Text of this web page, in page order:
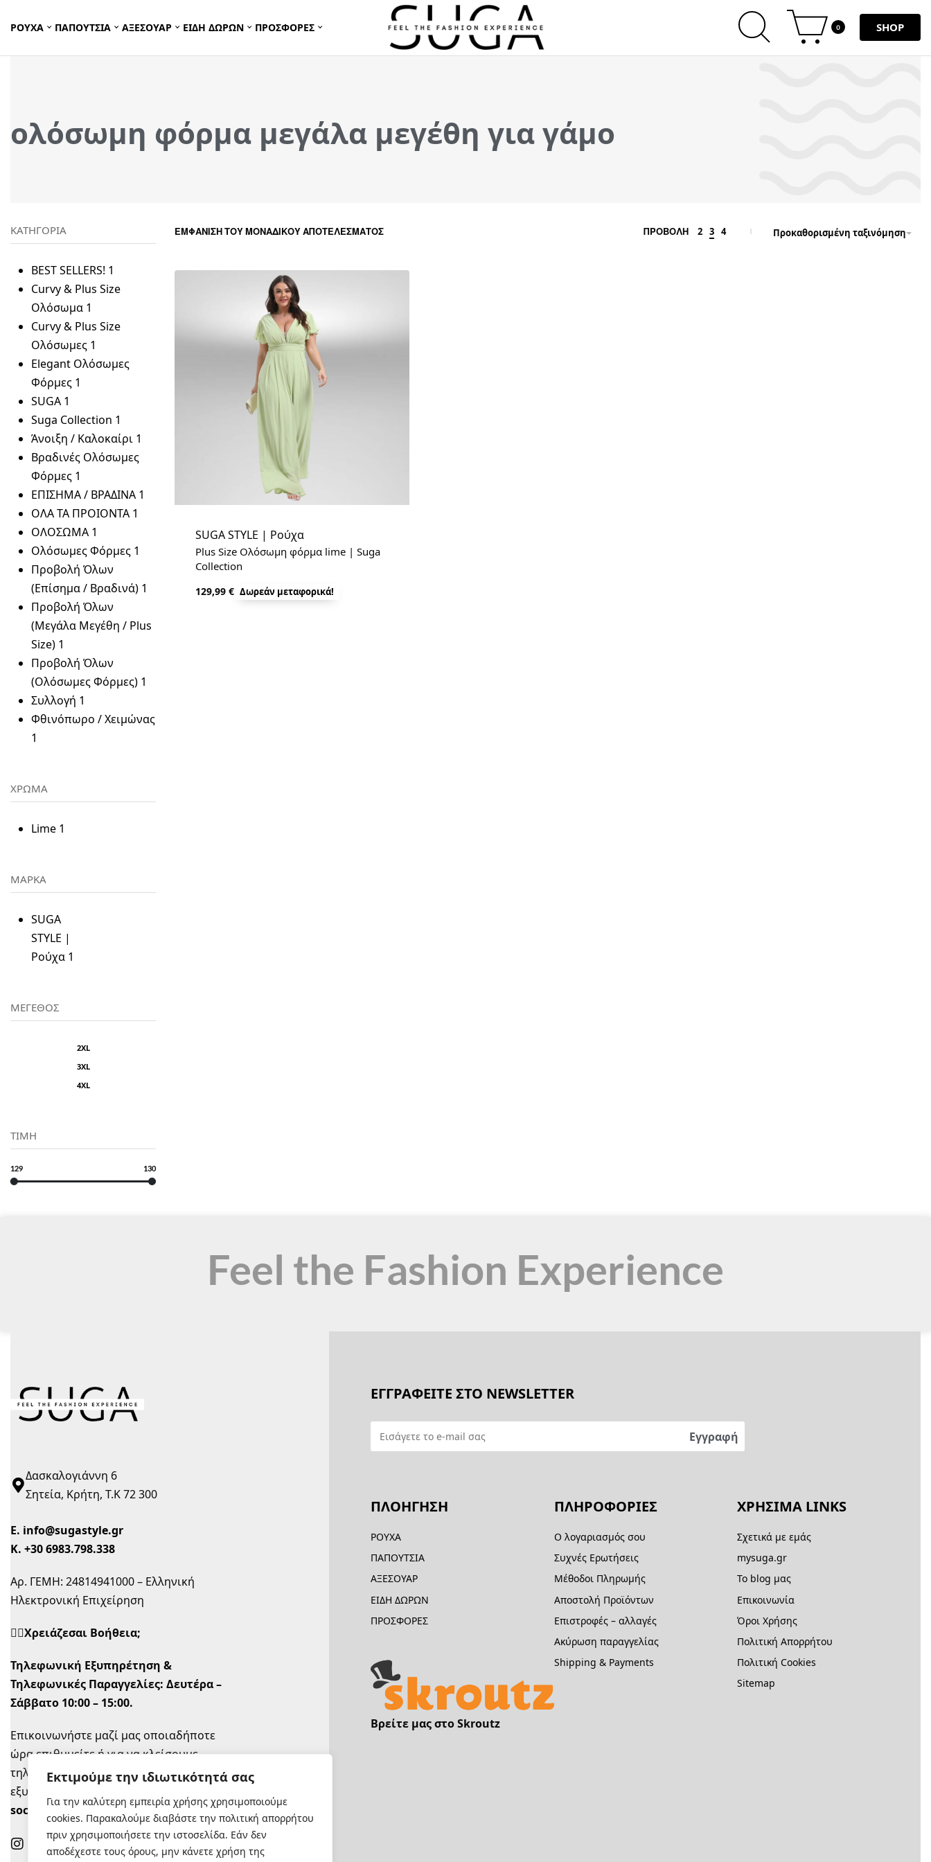
Εκτιμούμε την ιδιωτικότητά σας
Για την καλύτερη εμπειρία χρήσης χρησιμοποιούμε
cookies. Παρακαλούμε διαβάστε την πολιτική απορρήτου
πριν χρησιμοποιήσετε την ιστοσελίδα. Εάν δεν
αποδέχεστε τους όρους, μην κάνετε χρήση της
ΡΟΥΧΑ ΠΑΠΟΥΤΣΙΑ ΑΞΕΣΟΥΑΡ ΕΙΔΗ ΔΩΡΩΝ ΠΡΟΣΦΟΡΕΣ 0 SHOP
ολόσωμη φόρμα μεγάλα μεγέθη για γάμο
ΚΑΤΗΓΟΡΙΑ
BEST SELLERS! 1
Curvy & Plus Size
Ολόσωμα 1
Curvy & Plus Size
Ολόσωμες 1
Elegant Ολόσωμες
Φόρμες 1
SUGA 1
Suga Collection 1
Άνοιξη / Καλοκαίρι 1
Βραδινές Ολόσωμες
Φόρμες 1
ΕΠΙΣΗΜΑ / ΒΡΑΔΙΝΑ 1
ΟΛΑ ΤΑ ΠΡΟΙΟΝΤΑ 1
ΟΛΟΣΩΜΑ 1
Ολόσωμες Φόρμες 1
Προβολή Όλων
(Επίσημα / Βραδινά) 1
Προβολή Όλων
(Μεγάλα Μεγέθη / Plus
Size) 1
Προβολή Όλων
(Ολόσωμες Φόρμες) 1
Συλλογή 1
Φθινόπωρο / Χειμώνας
1
ΧΡΩΜΑ
Lime 1
ΜΑΡΚΑ
SUGA
STYLE |
Ρούχα 1
ΜΕΓΕΘΟΣ
2XL
3XL
4XL
ΤΙΜΗ
129 130
ΕΜΦΆΝΙΣΗ ΤΟΥ ΜΟΝΑΔΙΚΟΎ ΑΠΟΤΕΛΈΣΜΑΤΟΣ ΠΡΟΒΟΛΗ 2 3 4 Προκαθορισμένη ταξινόμηση
SUGA STYLE | Ρούχα
Plus Size Ολόσωμη φόρμα lime | Suga
Collection
129,99 € Δωρεάν μεταφορικά!
Feel the Fashion Experience
Δασκαλογιάννη 6
Σητεία, Κρήτη, Τ.Κ 72 300
Ε. info@sugastyle.gr
Κ. +30 6983.798.338
Αρ. ΓΕΜΗ: 24814941000 – Ελληνική
Ηλεκτρονική Επιχείρηση
🙋‍♀️Χρειάζεσαι Βοήθεια;
Τηλεφωνική Εξυπηρέτηση &
Τηλεφωνικές Παραγγελίες: Δευτέρα –
Σάββατο 10:00 – 15:00.
Επικοινωνήστε μαζί μας οποιαδήποτε
ώρα επιθυμείτε ή για να κλείσουμε
τηλεφωνικό ραντεβού την ώρα που σας
εξυπηρετεί στο
social
.
ΕΓΓΡΑΦΕΙΤΕ ΣΤΟ NEWSLETTER
ΠΛΟΗΓΗΣΗ
ΡΟΥΧΑ
ΠΑΠΟΥΤΣΙΑ
ΑΞΕΣΟΥΑΡ
ΕΙΔΗ ΔΩΡΩΝ
ΠΡΟΣΦΟΡΕΣ
Βρείτε μας στο Skroutz
ΠΛΗΡΟΦΟΡΙΕΣ
Ο λογαριασμός σου
Συχνές Ερωτήσεις
Μέθοδοι Πληρωμής
Αποστολή Προϊόντων
Επιστροφές – αλλαγές
Ακύρωση παραγγελίας
Shipping & Payments
ΧΡΗΣΙΜΑ LINKS
Σχετικά με εμάς
mysuga.gr
Το blog μας
Επικοινωνία
Όροι Χρήσης
Πολιτική Απορρήτου
Πολιτική Cookies
Sitemap